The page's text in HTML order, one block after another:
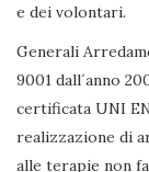
e dei volontari.
Generali
9001 dall´anno
certificata UNI
realizzazione di
alle terapie non